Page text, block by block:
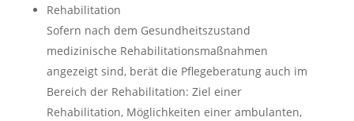
Rehabilitation
Sofern nach dem Gesundheitszustand
medizinische Rehabilitationsmaßnahmen
angezeigt sind, berät die Pflegeberatung auch im
Bereich der Rehabilitation: Ziel einer
Rehabilitation, Möglichkeiten einer ambulanten,